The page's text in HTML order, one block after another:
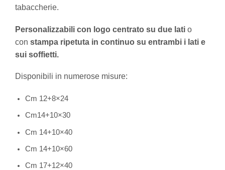
tabaccherie.
Personalizzabili con logo centrato su due lati o
con stampa ripetuta in continuo su entrambi i lati e
sui soffietti.
Disponibili in numerose misure:
Cm 12+8×24
Cm14+10×30
Cm 14+10×40
Cm 14+10×60
Cm 17+12×40